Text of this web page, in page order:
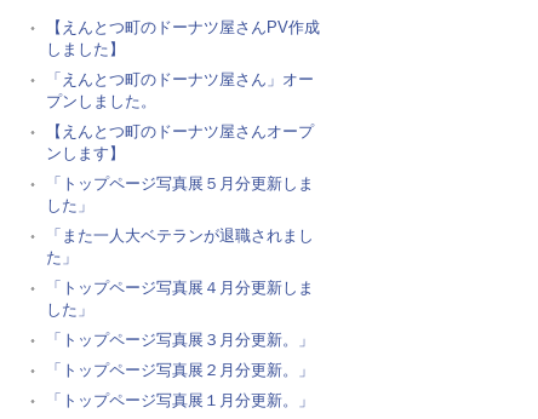
【えんとつ町のドーナツ屋さんPV作成
しました】
「えんとつ町のドーナツ屋さん」オー
プンしました。
【えんとつ町のドーナツ屋さんオープ
ンします】
「トップページ写真展５月分更新しま
した」
「また一人大ベテランが退職されまし
た」
「トップページ写真展４月分更新しま
した」
「トップページ写真展３月分更新。」
「トップページ写真展２月分更新。」
「トップページ写真展１月分更新。」